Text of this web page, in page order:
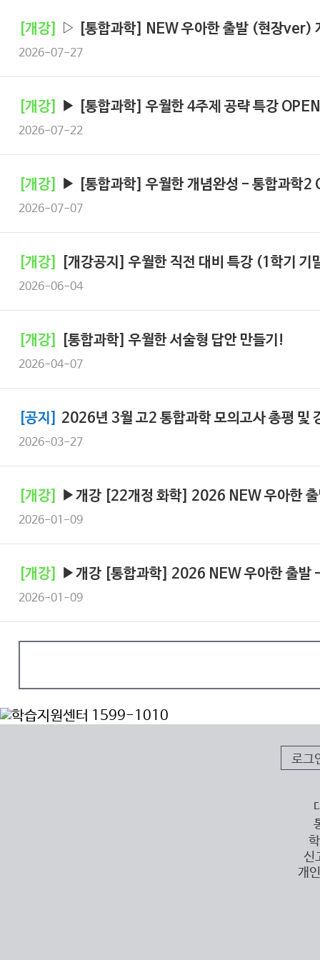
[개강] ▷ [통합과학] NEW 우아한 출발 (현장ver)
2026-07-27
[개강] ▶ [통합과학] 우월한 4주제 공략 특강
2026-07-22
[개강] ▶ [통합과학] 우월한 개념완성 - 통합과학2
2026-07-07
[개강] [개강공지] 우월한 직전 대비 특강 (1학기 기
2026-06-04
[개강] [통합과학] 우월한 서술형 답안 만들기!
2026-04-07
[공지] 2026년 3월 고2 통합과학 모의고사 총평 및
2026-03-27
[개강] ▶개강 [22개정 화학] 2026 NEW 우아한
2026-01-09
[개강] ▶개강 [통합과학] 2026 NEW 우아한 출발
2026-01-09
로그
신
개